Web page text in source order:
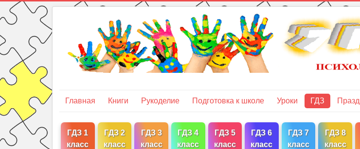
Главная Книги Рукоделие Подготовка к школе Уроки ГДЗ
ГДЗ 1
класс
ГДЗ 2
класс
ГДЗ 3
класс
ГДЗ 4
класс
ГДЗ 5
класс
ГДЗ 6
класс
ГДЗ 7
класс
ГДЗ 8
класс